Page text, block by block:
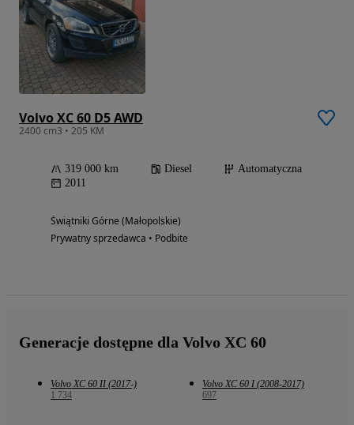
Volvo XC 60 D5 AWD
2400 cm3 • 205 KM
319 000 km Diesel
Automatyczna
2011
Świątniki Górne (Małopolskie)
Prywatny sprzedawca • Podbite
Generacje dostępne dla Volvo XC 60
Volvo XC 60 II (2017-)
1 734
Volvo XC 60 I (2008-2017)
697